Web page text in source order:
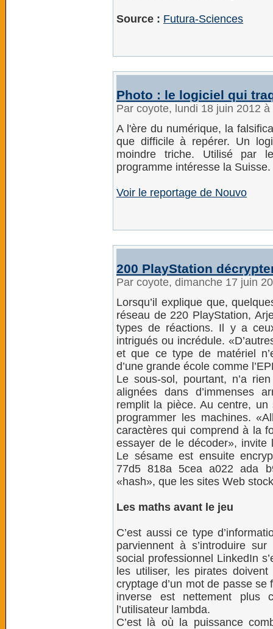
Source : Futura-Sciences
Photo : le logiciel qui
Par coyote, lundi 18 juin 2012
A l'ère du numérique, la
que difficile à repérer. Un
moindre triche. Utilisé par
programme intéresse la Suisse.
Voir le reportage de Nouvo
200 PlayStation
Par coyote, dimanche 17 juin
Lorsqu’il explique que,
réseau de 220 PlayStation,
types de réactions. Il y a
intrigués ou incrédule.
et que ce type de matériel
d’une grande école comme
Le sous-sol, pourtant, n’a
alignées dans d’immenses
remplit la pièce. Au centre,
programmer les machines.
caractères qui comprend à la
essayer de le décoder», invite
Le sésame est ensuite
77d5 818a 5cea a022 ada
«hash», que les sites Web
Les maths avant le jeu
C’est aussi ce type
parviennent à s’introduire
social professionnel LinkedIn
les utiliser, les pirates
cryptage d’un mot de passe
inverse est nettement plus
l’utilisateur lambda.
C’est là où la puissance